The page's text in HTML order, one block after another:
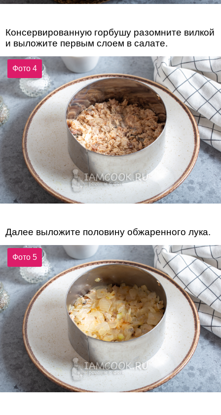
Консервированную горбушу разомните вилкой
и выложите первым слоем в салате.
Фото 4
Далее выложите половину обжаренного лука.
Фото 5